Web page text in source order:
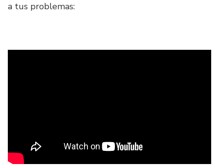
a tus problemas: